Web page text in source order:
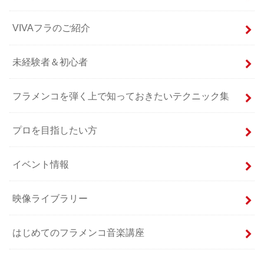
VIVAフラのご紹介
未経験者＆初心者
フラメンコを弾く上で知っておきたいテクニック集
プロを目指したい方
イベント情報
映像ライブラリー
はじめてのフラメンコ音楽講座